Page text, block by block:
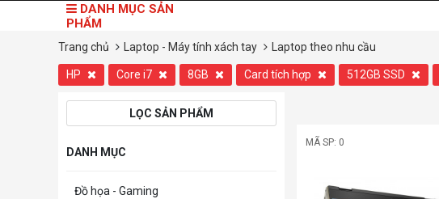
DANH MỤC SẢN
PHẨM
Trang chủ Laptop - Máy tính xách tay Laptop theo nhu cầu
HP Core i7 8GB Card tích hợp 512GB SSD
LỌC SẢN PHẨM
DANH MỤC
Đồ họa - Gaming
MÃ SP: 0